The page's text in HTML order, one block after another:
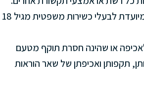
הגלישה באתר מותרת בכל גיל. כל פעולה באתר מיועדת לבעלי כשירות משפטית מגיל 18
או שהינה חסרת תוקף מטעם
תקפותן ואכיפתן של שאר הוראות